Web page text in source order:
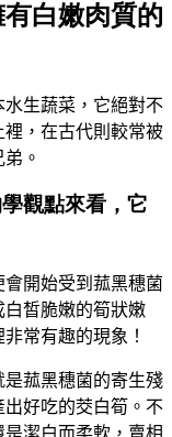
白嫩肉質的
生蔬菜，它絕對不
，在古代則較常被
。
觀點來看，它
開始受到菰黑穗菌
皙脆嫩的筍狀嫩
常有趣的現象！
菰黑穗菌的寄生殘
好吃的茭白筍。不
潔白而柔軟，賣相